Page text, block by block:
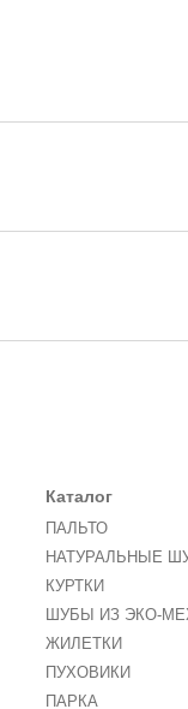
Каталог
ПАЛЬТО
НАТУРАЛЬНЫЕ
КУРТКИ
ШУБЫ ИЗ ЭКО-
ЖИЛЕТКИ
ПУХОВИКИ
ПАРКА